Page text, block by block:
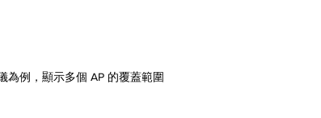
為例，顯示多個 AP 的覆蓋範圍